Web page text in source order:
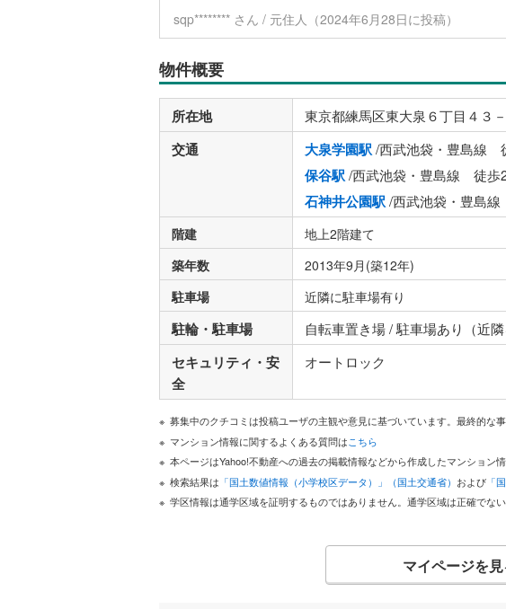
sqp******** さん / 元住人（2024年6月28日に投稿）
物件概要
所在地 東京都練馬区東大泉６丁目４３
交通 大泉学園駅/西武池袋・豊島線
保谷駅/西武池袋・豊島線 徒歩
石神井公園駅/西武池袋・豊島
階建 地上2階建て
築年数
2013年9月(築12年)
駐車場
近隣に駐車場有り
駐輪・駐車場 自転車置き場 / 駐車場あり（近隣
セキュリティ・安
全
オートロック
募集中のクチコミは投稿ユーザの主観や意見に基づいています。最終的な
マンション情報に関するよくある質問はこちら
本ページはYahoo!不動産への過去の掲載情報などから作成したマンション
検索結果は 「国土数値情報（小学校区データ）」（国土交通省） および 「
学区情報は通学区域を証明するものではありません。通学区域は正確でな
マイページを